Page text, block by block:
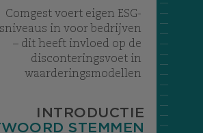
Comgest voert eigen ESG-
in voor bedrijven
– dit heeft invloed op de
disconteringsvoet in
waarderingsmodellen
INTRODUCTIE
STEMMEN